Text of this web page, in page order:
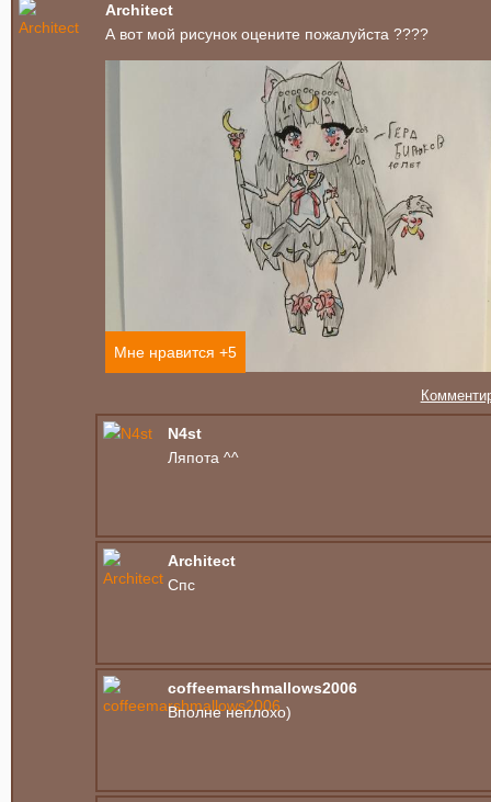
Architect
А вот мой рисунок оцените пожалуйста ????
Мне нравится +5
N4st
Ляпота ^^
Architect
Спс
coffeemarshmallows2006
Вполне неплохо)